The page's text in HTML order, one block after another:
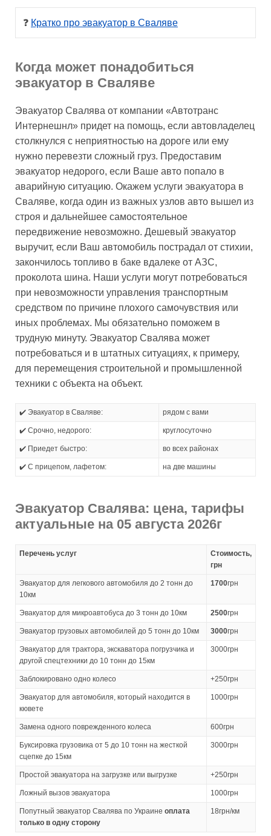
❓ Кратко про эвакуатор в Сваляве
Когда может понадобиться
эвакуатор в Сваляве
Эвакуатор Свалява от компании «Автотранс
Интернешнл» придет на помощь, если автовладелец
столкнулся с неприятностью на дороге или ему
нужно перевезти сложный груз. Предоставим
эвакуатор недорого, если Ваше авто попало в
аварийную ситуацию. Окажем услуги эвакуатора в
Сваляве, когда один из важных узлов авто вышел из
строя и дальнейшее самостоятельное
передвижение невозможно. Дешевый эвакуатор
выручит, если Ваш автомобиль пострадал от стихии,
закончилось топливо в баке вдалеке от АЗС,
проколота шина. Наши услуги могут потребоваться
при невозможности управления транспортным
средством по причине плохого самочувствия или
иных проблемах. Мы обязательно поможем в
трудную минуту. Эвакуатор Свалява может
потребоваться и в штатных ситуациях, к примеру,
для перемещения строительной и промышленной
техники с объекта на объект.
✔️ Эвакуатор в Сваляве: рядом с вами
✔️ Срочно, недорого: круглосуточно
✔️ Приедет быстро: во всех районах
✔️ С прицепом, лафетом: на две машины
Эвакуатор Свалява: цена, тарифы
актуальные на 05 августа 2026г
Перечень услуг
Стоимость,
грн
Эвакуатор для легкового автомобиля до 2 тонн до
10км
1700грн
Эвакуатор для микроавтобуса до 3 тонн до 10км 2500грн
Эвакуатор грузовых автомобилей до 5 тонн до 10км 3000грн
Эвакуатор для трактора, экскаватора погрузчика и
другой спецтехники до 10 тонн до 15км
3000грн
Заблокировано одно колесо +250грн
Эвакуатор для автомобиля, который находится в
кювете
1000грн
Замена одного поврежденного колеса 600грн
Буксировка грузовика от 5 до 10 тонн на жесткой
сцепке до 15км
3000грн
Простой эвакуатора на загрузке или выгрузке +250грн
Ложный вызов эвакуатора 1000грн
Попутный эвакуатор Свалява по Украине оплата
только в одну сторону
18грн/км